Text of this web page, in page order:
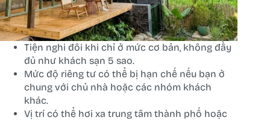
Tiện nghi đôi khi chỉ ở mức cơ bản, không đầy
đủ như khách sạn 5 sao.
Mức độ riêng tư có thể bị hạn chế nếu bạn ở
chung với chủ nhà hoặc các nhóm khách
khác.
Vị trí có thể hơi xa trung tâm thành phố hoặc